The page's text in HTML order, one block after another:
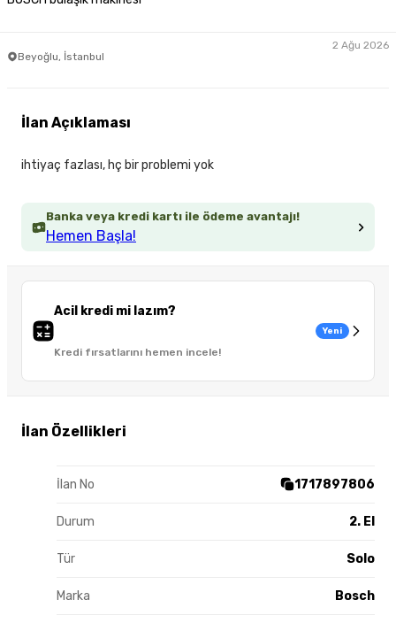
Beyoğlu, İstanbul
2 Ağu 2026
Banka veya kredi kartı ile ödeme avantajı!
Hemen Başla!
Acil kredi mi lazım?
Kredi fırsatlarını hemen incele!
Yeni
İlan Özellikleri
İlan No 1717897806
Durum 2. El
Tür Solo
Marka Bosch
İlan Açıklaması
ihtiyaç fazlası, hç bir problemi yok